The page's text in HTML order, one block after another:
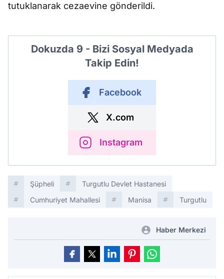
tutuklanarak cezaevine gönderildi.
Dokuzda 9 - Bizi Sosyal Medyada
Takip Edin!
Facebook
X.com
Instagram
Şüpheli
Turgutlu Devlet Hastanesi
Cumhuriyet Mahallesi
Manisa Turgutlu
Haber Merkezi